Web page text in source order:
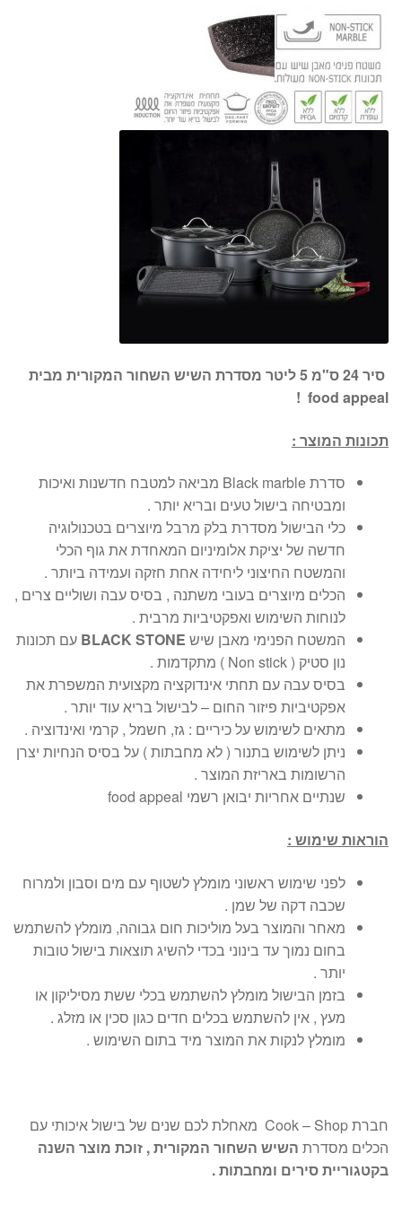
סיר 24 ס"מ 5 ליטר מסדרת השיש השחור המקורית מבית
food appeal
!
תכונות המוצר :
סדרת Black marble מביאה למטבח חדשנות ואיכות
ומבטיחה בישול טעים ובריא יותר .
כלי הבישול מסדרת בלק מרבל מיוצרים בטכנולוגיה
חדשה של יציקת אלומיניום המאחדת את גוף הכלי
והמשטח החיצוני ליחידה אחת חזקה ועמידה ביותר .
הכלים מיוצרים בעובי משתנה , בסיס עבה ושוליים צרים ,
לנוחות השימוש ואפקטיביות מרבית .
המשטח הפנימי מאבן שיש BLACK STONE עם תכונות
נון סטיק ( Non stick ) מתקדמות .
בסיס עבה עם תחתי אינדוקציה מקצועית המשפרת את
אפקטיביות פיזור החום – לבישול בריא עוד יותר .
מתאים לשימוש על כיריים : גז, חשמל , קרמי ואינדוציה .
ניתן לשימוש בתנור ( לא מחבתות ) על בסיס הנחיות יצרן
הרשומות באריזת המוצר .
שנתיים אחריות יבואן רשמי food appeal
הוראות שימוש :
לפני שימוש ראשוני מומלץ לשטוף עם מים וסבון ולמרוח
שכבה דקה של שמן .
מאחר והמוצר בעל מוליכות חום גבוהה, מומלץ להשתמש
בחום נמוך עד בינוני בכדי להשיג תוצאות בישול טובות
יותר .
בזמן הבישול מומלץ להשתמש בכלי ששת מסיליקון או
מעץ , אין להשתמש בכלים חדים כגון סכין או מזלג .
מומלץ לנקות את המוצר מיד בתום השימוש .
חברת Cook – Shop מאחלת לכם שנים של בישול איכותי עם
הכלים מסדרת השיש השחור המקורית , זוכת מוצר השנה
בקטגוריית סירים ומחבתות .